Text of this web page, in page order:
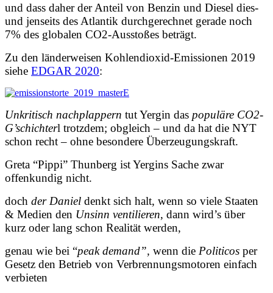
und dass daher der Anteil von Benzin und Diesel dies-
und jenseits des Atlantik durchgerechnet gerade noch
7% des globalen CO2-Ausstoßes beträgt.
Zu den länderweisen Kohlendioxid-Emissionen 2019
siehe EDGAR 2020:
Unkritisch nachplappern tut Yergin das populäre CO2-
G’schichterl trotzdem; obgleich – und da hat die NYT
schon recht – ohne besondere Überzeugungskraft.
Greta “Pippi” Thunberg ist Yergins Sache zwar
offenkundig nicht.
doch der Daniel denkt sich halt, wenn so viele Staaten
& Medien den Unsinn ventilieren, dann wird’s über
kurz oder lang schon Realität werden,
genau wie bei “peak demand”, wenn die Politicos per
Gesetz den Betrieb von Verbrennungsmotoren einfach
verbieten